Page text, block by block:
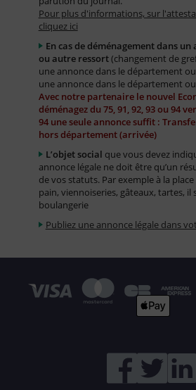
Pour plus d'informations, sur
cliquez ici
En cas de déménagement dans
ou autre ressort(changement de
une annonce dans le département
une annonce dans le département
Avec notre partenaire le nouvel
déménagez du 75, 91, 92, 93 ou 94
94 une seule annonce suffit :
hors département (arrivée)
L’objet social que vous devez
annonce légale ne doit être qu’un
de vos statuts. Par exemple à la
pain, viennoiseries, gâteaux, tartes, il
boulangerie
Publiez une annonce légale dans